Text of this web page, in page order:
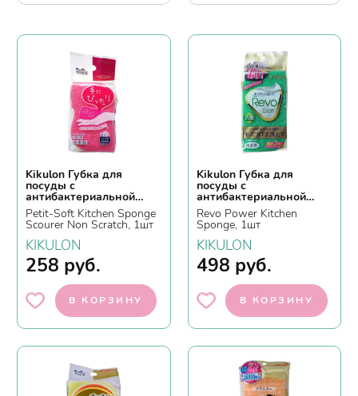
Kikulon Губка для
посуды с
антибактериальной
пропиткой, без
абразивных частиц,
трехслойная
Petit-Soft Kitchen Sponge
Scourer Non Scratch, 1шт
KIKULON
258 руб.
В КОРЗИНУ
Kikulon Губка для
посуды с
антибактериальной
пропиткой,
двухслойная, мягкий
верхний слой с
абразивными
частицами
Revo Power Kitchen
Sponge, 1шт
KIKULON
498 руб.
В КОРЗИНУ